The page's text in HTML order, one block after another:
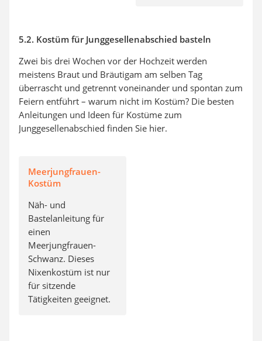
5.2. Kostüm für Junggesellenabschied basteln
Zwei bis drei Wochen vor der Hochzeit werden
meistens Braut und Bräutigam am selben Tag
überrascht und getrennt voneinander und spontan zum
Feiern entführt – warum nicht im Kostüm? Die besten
Anleitungen und Ideen für Kostüme zum
Junggesellenabschied finden Sie hier.
Meerjungfrauen-
Kostüm
Näh- und
Bastelanleitung für
einen
Meerjungfrauen-
Schwanz. Dieses
Nixenkostüm ist nur
für sitzende
Tätigkeiten geeignet.